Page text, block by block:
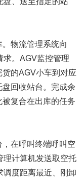
物流管理系统向
求。AGV监控管理
的AGV小车到对应
回收站台。完成余
复合在出库的任务
在呼叫终端呼叫空
理计算机发送取空托
调度距离最近、刚卸